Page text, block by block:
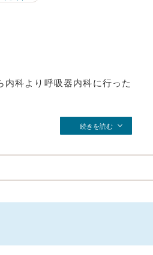
科より呼吸器内科に行った
続きを読む